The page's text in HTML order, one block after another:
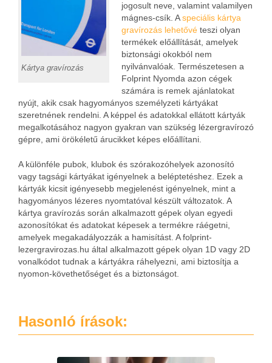
Kártya gravírozás
jogosult neve, valamint valamilyen
mágnes-csík. Aspeciális kártya
gravírozás lehetővé teszi olyan
termékek előállítását, amelyek
biztonsági okokból nem
nyilvánvalóak. Természetesen a
Folprint Nyomda azon cégek
számára is remek ajánlatokat
nyújt, akik csak hagyományos személyzeti kártyákat
szeretnének rendelni. A képpel és adatokkal ellátott kártyák
megalkotásához nagyon gyakran van szükség lézergravírozó
gépre, ami örökéletű árucikket képes előállítani.
A különféle pubok, klubok és szórakozóhelyek azonosító
vagy tagsági kártyákat igényelnek a beléptetéshez. Ezek a
kártyák kicsit igényesebb megjelenést igényelnek, mint a
hagyományos lézeres nyomtatóval készült változatok. A
kártya gravírozás során alkalmazott gépek olyan egyedi
azonosítókat és adatokat képesek a termékre ráégetni,
amelyek megakadályozzák a hamisítást. A folprint-
lezergravirozas.hu által alkalmazott gépek olyan 1D vagy 2D
vonalkódot tudnak a kártyákra ráhelyezni, ami biztosítja a
nyomon-követhetőséget és a biztonságot.
Hasonló írások: